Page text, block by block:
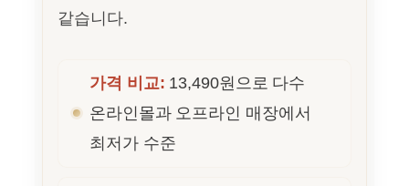
같습니다.
가격 비교: 13,490원으로 다수
온라인몰과 오프라인 매장에서
최저가 수준